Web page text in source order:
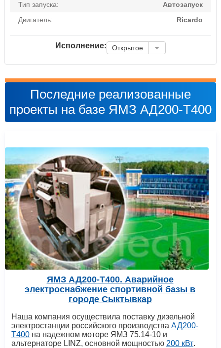
Тип запуска:
Автозапуск
Двигатель:
Ricardo
Исполнение: Открытое
Последние реализованные
проекты на базе ЯМЗ АД200-T400
ЯМЗ АД200-Т400. Аварийное
электроснабжение спортивной базы в
городе Сыктывкар
Наша компания осуществила поставку дизельной
электростанции российского производства АД200-
Т400 на надежном моторе ЯМЗ 75.14-10 и
альтернаторе LINZ, основной мощностью 200 кВт.